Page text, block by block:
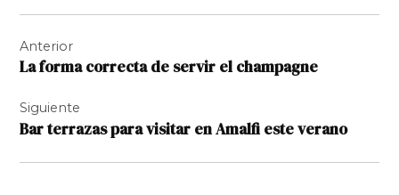
de
entradas
Anterior
La forma correcta de servir el champagne
Siguiente
Bar terrazas para visitar en Amalfi este verano